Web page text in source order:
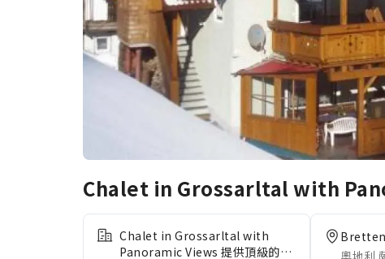
Chalet in Grossarltal with
Chalet in Grossarltal with
Panoramic Views 提供頂級的服
奧地利